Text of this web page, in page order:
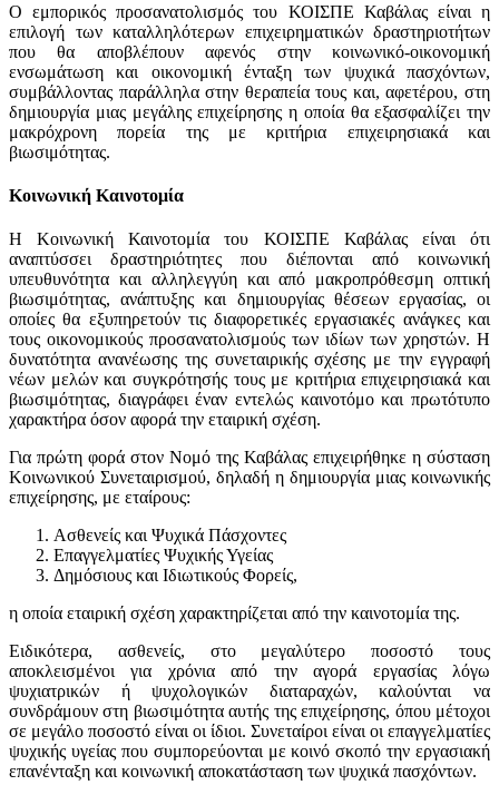
Ο εμπορικός προσανατολισμός του ΚΟΙΣΠΕ Καβάλας είναι η
επιλογή των καταλληλότερων επιχειρηματικών δραστηριοτήτων
που θα αποβλέπουν αφενός στην κοινωνικό-οικονομική
ενσωμάτωση και οικονομική ένταξη των ψυχικά πασχόντων,
συμβάλλοντας παράλληλα στην θεραπεία τους και, αφετέρου, στη
δημιουργία μιας μεγάλης επιχείρησης η οποία θα εξασφαλίζει την
μακρόχρονη πορεία της με κριτήρια επιχειρησιακά και
βιωσιμότητας.
Κοινωνική Καινοτομία
Η Κοινωνική Καινοτομία του ΚΟΙΣΠΕ Καβάλας είναι ότι
αναπτύσσει δραστηριότητες που διέπονται από κοινωνική
υπευθυνότητα και αλληλεγγύη και από μακροπρόθεσμη οπτική
βιωσιμότητας, ανάπτυξης και δημιουργίας θέσεων εργασίας, οι
οποίες θα εξυπηρετούν τις διαφορετικές εργασιακές ανάγκες και
τους οικονομικούς προσανατολισμούς των ιδίων των χρηστών. Η
δυνατότητα ανανέωσης της συνεταιρικής σχέσης με την εγγραφή
νέων μελών και συγκρότησής τους με κριτήρια επιχειρησιακά και
βιωσιμότητας, διαγράφει έναν εντελώς καινοτόμο και πρωτότυπο
χαρακτήρα όσον αφορά την εταιρική σχέση.
Για πρώτη φορά στον Νομό της Καβάλας επιχειρήθηκε η σύσταση
Κοινωνικού Συνεταιρισμού, δηλαδή η δημιουργία μιας κοινωνικής
επιχείρησης, με εταίρους:
Aσθενείς και Ψυχικά Πάσχοντες
Επαγγελματίες Ψυχικής Υγείας
Δημόσιους και Ιδιωτικούς Φορείς,
η οποία εταιρική σχέση χαρακτηρίζεται από την καινοτομία της.
Ειδικότερα, ασθενείς, στο μεγαλύτερο ποσοστό τους
αποκλεισμένοι για χρόνια από την αγορά εργασίας λόγω
ψυχιατρικών ή ψυχολογικών διαταραχών, καλούνται να
συνδράμουν στη βιωσιμότητα αυτής της επιχείρησης, όπου μέτοχοι
σε μεγάλο ποσοστό είναι οι ίδιοι. Συνεταίροι είναι οι επαγγελματίες
ψυχικής υγείας που συμπορεύονται με κοινό σκοπό την εργασιακή
επανένταξη και κοινωνική αποκατάσταση των ψυχικά πασχόντων.